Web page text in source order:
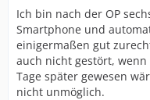
Ich bin nach der OP
Smartphone und
einigermaßen gut
auch nicht gestört,
Tage später gewesen
nicht unmöglich.